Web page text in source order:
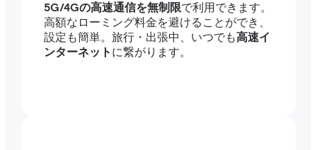
5G/4Gの高速通信を無制限で利用できます。
高額なローミング料金を避けることができ、
設定も簡単。旅行・出張中、いつでも高速イ
ンターネット に繋がります。